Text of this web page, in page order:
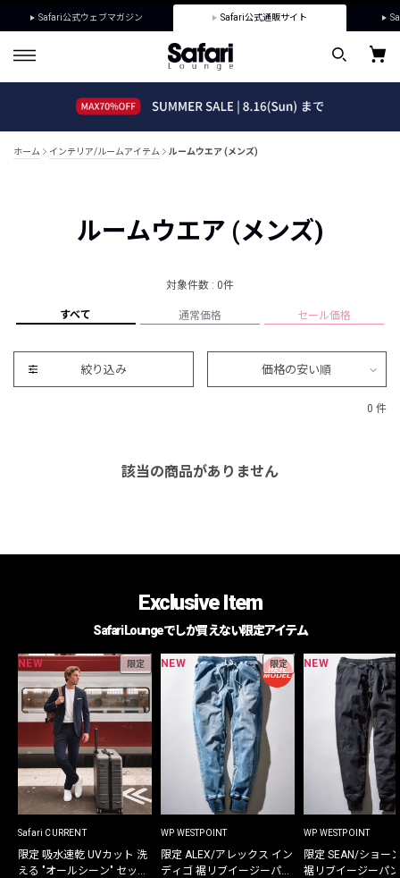
Safari公式ウェブマガジン Safari公式通販サイト
ホーム インテリア/ルームアイテム ルームウエア (メンズ)
ルームウエア (メンズ)
対象件数 : 0件
すべて 通常価格 セール価格
絞り込み 価格の安い順
0 件
該当の商品がありません
Exclusive Item
Safari Loungeでしか買えない限定アイテム
NEW 限定
Safari CURRENT
限定 吸水速乾 UVカット 洗
える "オールシーン" セット
NEW 限定
WP WESTPOINT
限定 ALEX/アレックス イン
ディゴ 裾リブイージーパン
NEW
WP WESTPOINT
限定 SEAN/ショー
裾リブイージーパ